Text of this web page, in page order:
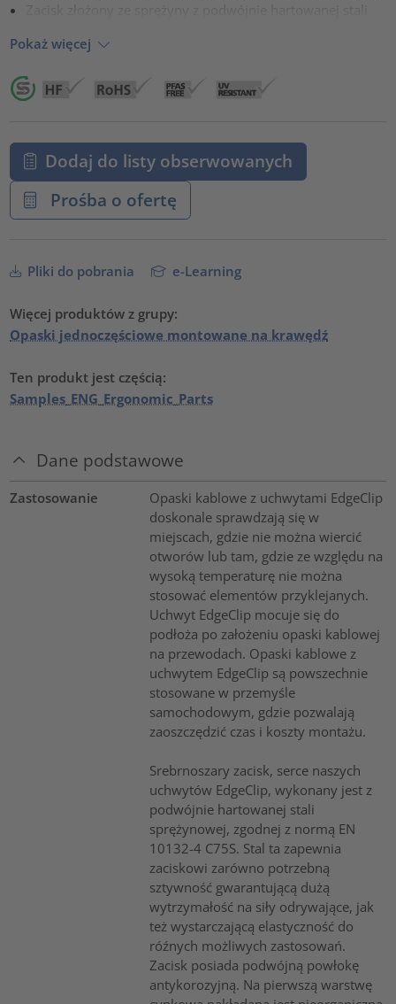
Pokaż więcej
Dodaj do listy obserwowanych
Prośba o ofertę
Pliki do pobrania e-Learning
Więcej produktów z grupy:
Opaski jednoczęściowe montowane na krawędź
Ten produkt jest częścią:
Samples_ENG_Ergonomic_Parts
Dane podstawowe
Zastosowanie
Opaski kablowe z uchwytami EdgeClip
doskonale sprawdzają się w
miejscach, gdzie nie można wiercić
otworów lub tam, gdzie ze względu na
wysoką temperaturę nie można
stosować elementów przyklejanych.
Uchwyt EdgeClip mocuje się do
podłoża po założeniu opaski kablowej
na przewodach. Opaski kablowe z
uchwytem EdgeClip są powszechnie
stosowane w przemyśle
samochodowym, gdzie pozwalają
zaoszczędzić czas i koszty montażu.
Srebrnoszary zacisk, serce naszych
uchwytów EdgeClip, wykonany jest z
podwójnie hartowanej stali
sprężynowej, zgodnej z normą EN
10132-4 C75S. Stal ta zapewnia
zaciskowi zarówno potrzebną
sztywność gwarantującą dużą
wytrzymałość na siły odrywające, jak
też wystarczającą elastyczność do
róźnych możliwych zastosowań.
Zacisk posiada podwójną powłokę
antykorozyjną. Na pierwszą warstwę